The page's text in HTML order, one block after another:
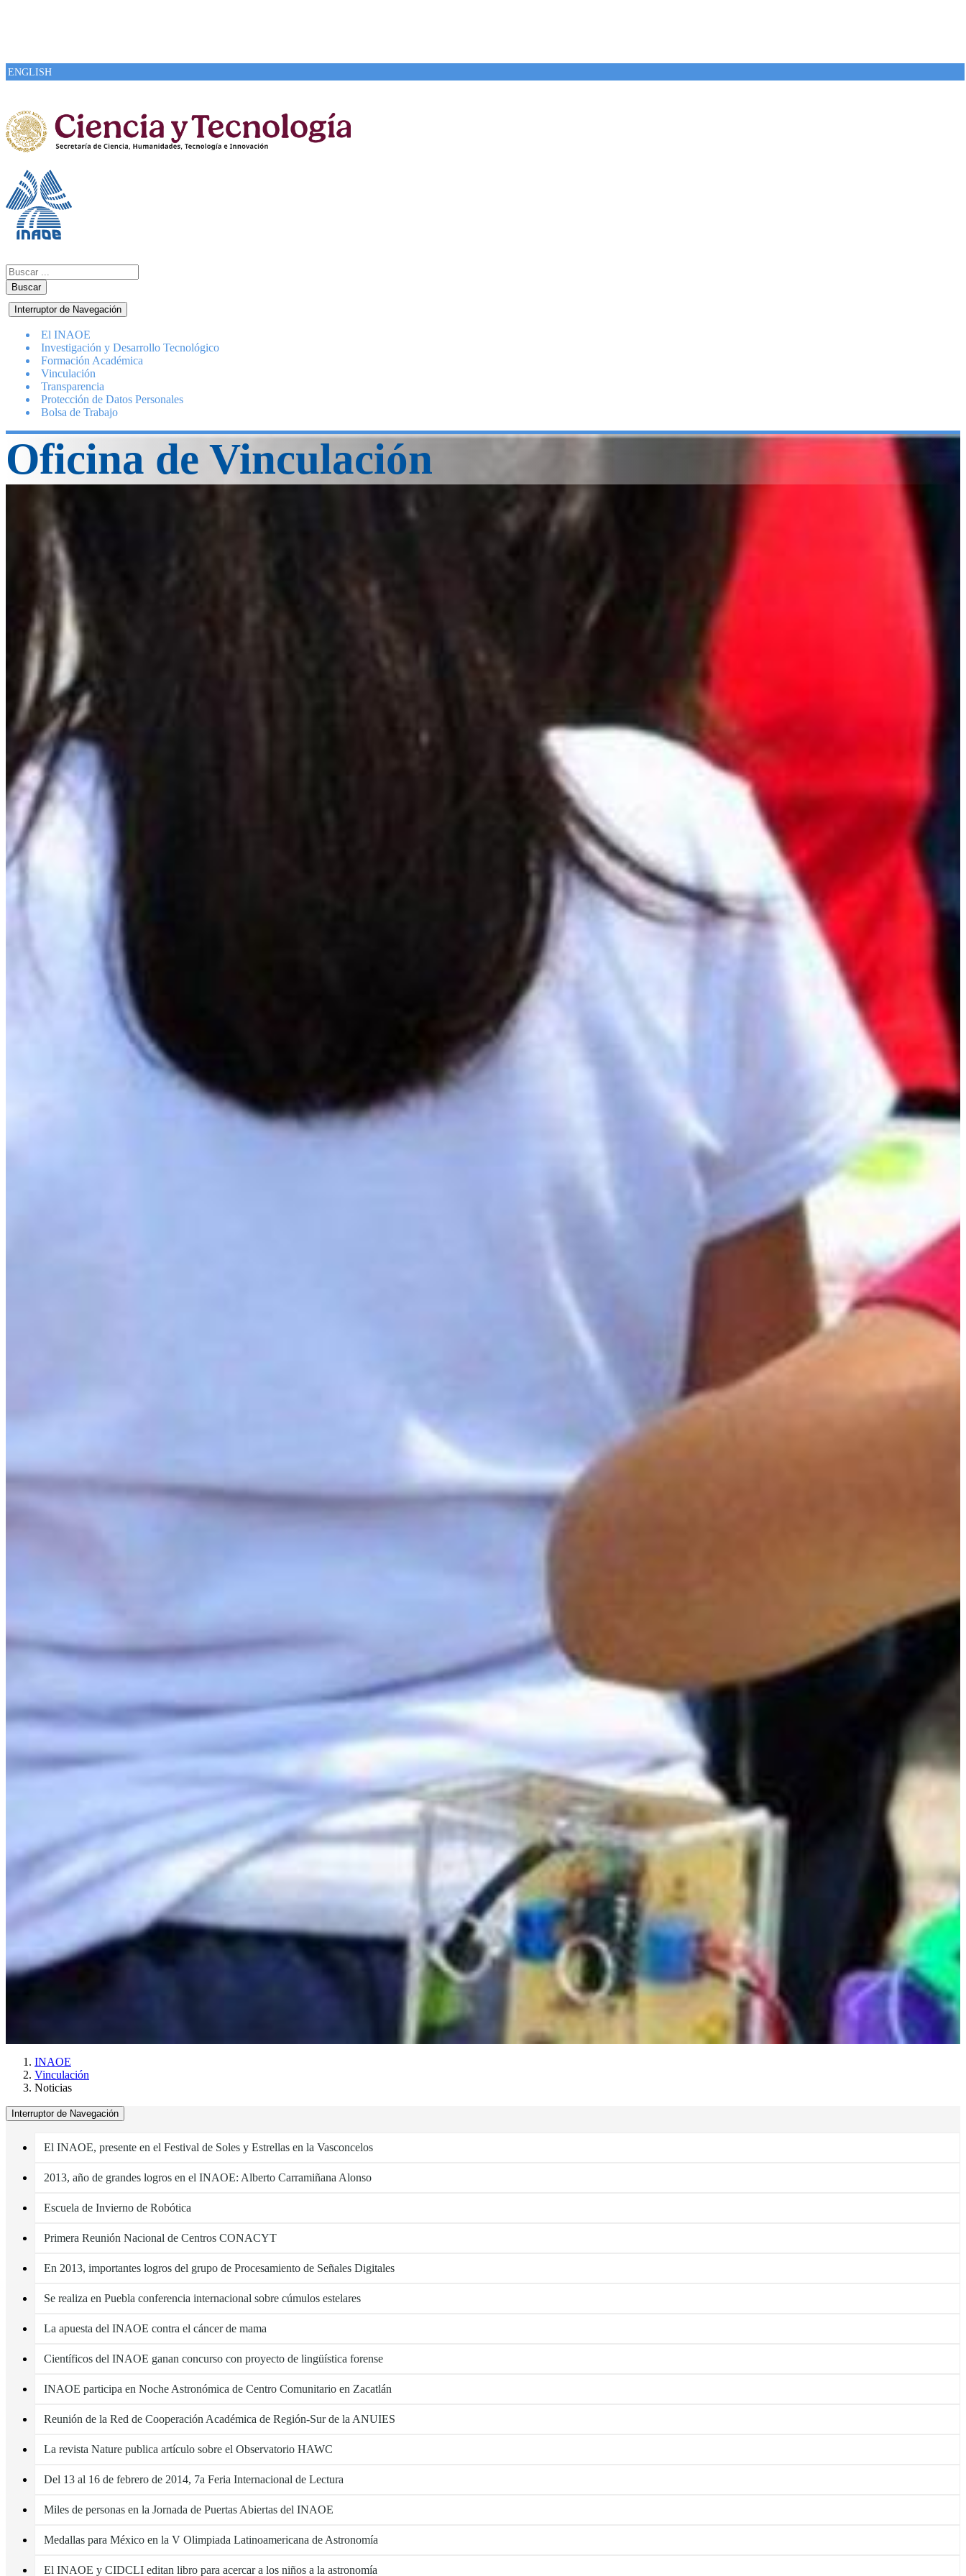
ENGLISH
Buscar
Interruptor de Navegación
El INAOE
Investigación y Desarrollo Tecnológico
Formación Académica
Vinculación
Transparencia
Protección de Datos Personales
Bolsa de Trabajo
Oficina de Vinculación
INAOE
Vinculación
Noticias
Interruptor de Navegación
El INAOE, presente en el Festival de Soles y Estrellas en la Vasconcelos
2013, año de grandes logros en el INAOE: Alberto Carramiñana Alonso
Escuela de Invierno de Robótica
Primera Reunión Nacional de Centros CONACYT
En 2013, importantes logros del grupo de Procesamiento de Señales Digitales
Se realiza en Puebla conferencia internacional sobre cúmulos estelares
La apuesta del INAOE contra el cáncer de mama
Científicos del INAOE ganan concurso con proyecto de lingüística forense
INAOE participa en Noche Astronómica de Centro Comunitario en Zacatlán
Reunión de la Red de Cooperación Académica de Región-Sur de la ANUIES
La revista Nature publica artículo sobre el Observatorio HAWC
Del 13 al 16 de febrero de 2014, 7a Feria Internacional de Lectura
Miles de personas en la Jornada de Puertas Abiertas del INAOE
Medallas para México en la V Olimpiada Latinoamericana de Astronomía
El INAOE y CIDCLI editan libro para acercar a los niños a la astronomía